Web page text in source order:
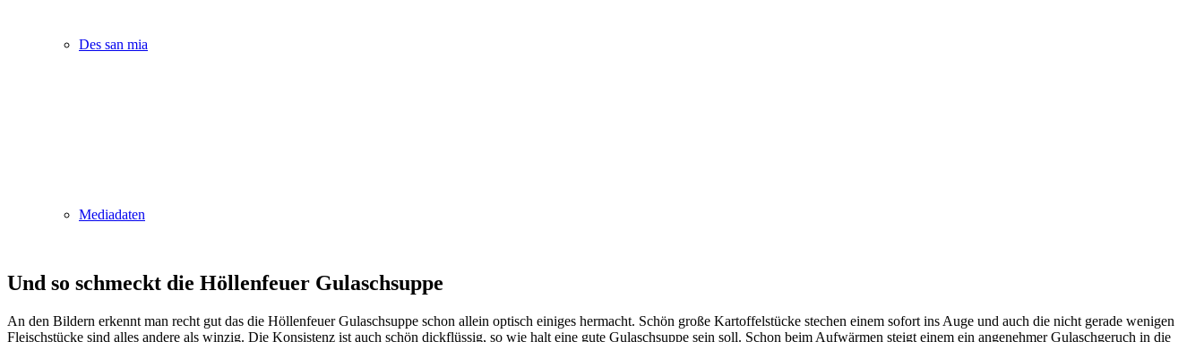
Des san mia
Mediadaten
Und so schmeckt die Höllenfeuer Gulaschsuppe
An den Bildern erkennt man recht gut das die Höllenfeuer Gulaschsuppe schon allein optisch einiges hermacht. Schön große Kartoffelstücke stechen einem sofort ins Auge und auch die nicht gerade wenigen
Fleischstücke sind alles andere als winzig. Die Konsistenz ist auch schön dickflüssig, so wie halt eine gute Gulaschsuppe sein soll. Schon beim Aufwärmen steigt einem ein angenehmer Gulaschgeruch in die